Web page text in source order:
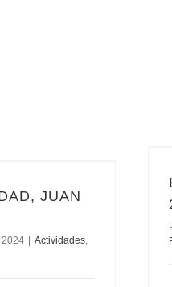
JUAN
2024 Actividades,